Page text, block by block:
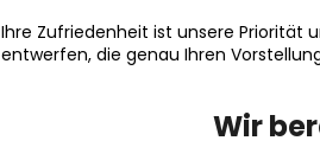
Ihre Zufriedenheit ist unsere Priorität
entwerfen, die genau Ihren
Wir